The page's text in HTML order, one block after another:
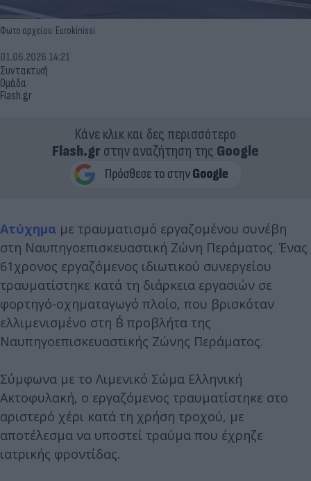
Φωτο αρχείου: Eurokinissi
Συντακτική
Ομάδα
Flash.gr
01.06.2026 14:21
Κάνε κλικ και δες περισσότερο
Flash.grστην αναζήτηση της Google
Ατύχημα με τραυματισμό εργαζομένου συνέβη
στη Ναυπηγοεπισκευαστική Ζώνη Περάματος. Ένας
61χρονος εργαζόμενος ιδιωτικού συνεργείου
τραυματίστηκε κατά τη διάρκεια εργασιών σε
φορτηγό-οχηματαγωγό πλοίο, που βρισκόταν
ελλιμενισμένο στη Β΄ προβλήτα της
Ναυπηγοεπισκευαστικής Ζώνης Περάματος.
Σύμφωνα με το Λιμενικό Σώμα Ελληνική
Ακτοφυλακή, ο εργαζόμενος τραυματίστηκε στο
αριστερό χέρι κατά τη χρήση τροχού, με
αποτέλεσμα να υποστεί τραύμα που έχρηζε
ιατρικής φροντίδας.